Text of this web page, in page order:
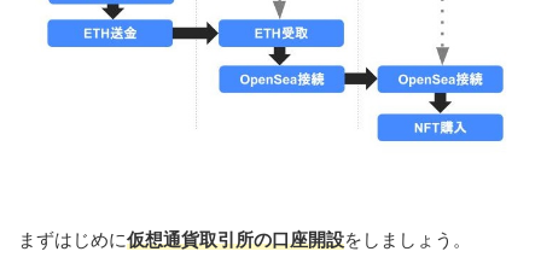
まずはじめに仮想通貨取引所の口座開設をしましょう。